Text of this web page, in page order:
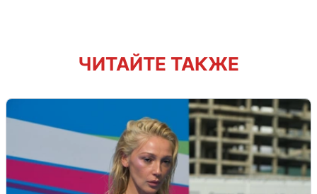
ЧИТАЙТЕ ТАКЖЕ